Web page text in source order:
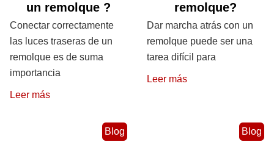
un remolque ?
Conectar correctamente
las luces traseras de un
remolque es de suma
importancia
Leer más
remolque?
Dar marcha atrás con un
remolque puede ser una
tarea difícil para
Leer más
Blog Blog